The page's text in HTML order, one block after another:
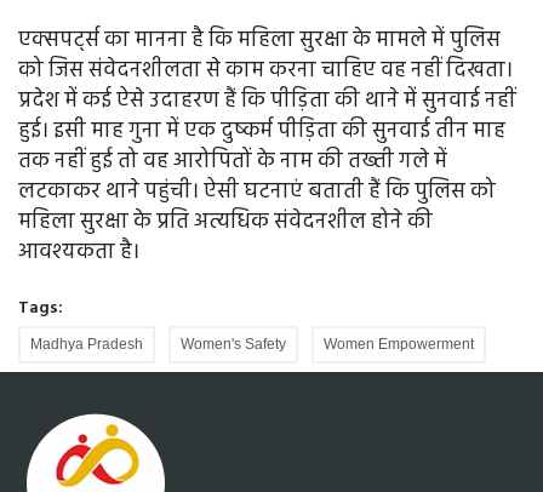
एक्सपर्ट्स का मानना है कि महिला सुरक्षा के मामले में पुलिस
को जिस संवेदनशीलता से काम करना चाहिए वह नहीं दिखता।
प्रदेश में कई ऐसे उदाहरण हैं कि पीड़िता की थाने में सुनवाई नहीं
हुई। इसी माह गुना में एक दुष्कर्म पीड़िता की सुनवाई तीन माह
तक नहीं हुई तो वह आरोपितों के नाम की तख्ती गले में
लटकाकर थाने पहुंची। ऐसी घटनाएं बताती हैं कि पुलिस को
महिला सुरक्षा के प्रति अत्यधिक संवेदनशील होने की
आवश्यकता है।
Tags:
Madhya Pradesh Women's Safety Women Empowerment